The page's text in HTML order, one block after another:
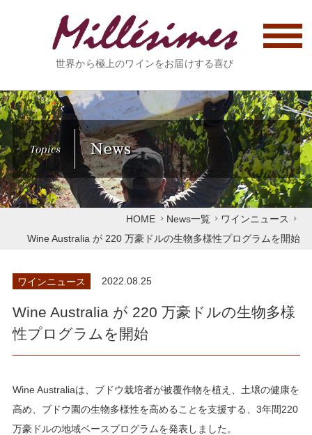
世界から極上のワインをお届けする喜び
Topics News
HOME News一覧
ワインニュース
Wine Australia が 220 万豪ドルの生物多様性プログラムを開始
ワインニュース 2022.08.25
Wine Australia が 220 万豪ドルの生物多様
性プログラムを開始
Wine Australiaは、ブドウ栽培者が被覆作物を植え、土壌の健康を
高め、ブドウ園の生物多様性を高めることを支援する、3年間220
万豪ドルの地域ベースプログラムを発表しました。